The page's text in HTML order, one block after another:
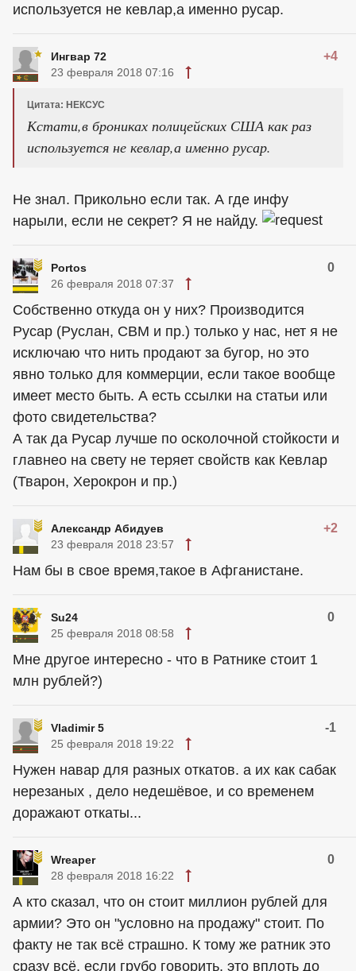
используется не кевлар,а именно русар.
Ингвар 72 +4
23 февраля 2018 07:16
Цитата: НЕКСУС
Кстати,в брониках полицейских США как раз
используется не кевлар,а именно русар.
Не знал. Прикольно если так. А где инфу
нарыли, если не секрет? Я не найду.
Portos 0
26 февраля 2018 07:37
Собственно откуда он у них? Производится
Русар (Руслан, СВМ и пр.) только у нас, нет я не
исключаю что нить продают за бугор, но это
явно только для коммерции, если такое вообще
имеет место быть. А есть ссылки на статьи или
фото свидетельства?
А так да Русар лучше по осколочной стойкости и
главнео на свету не теряет свойств как Кевлар
(Тварон, Херокрон и пр.)
Александр Абидуев +2
23 февраля 2018 23:57
Нам бы в свое время,такое в Афганистане.
Su24 0
25 февраля 2018 08:58
Мне другое интересно - что в Ратнике стоит 1
млн рублей?)
Vladimir 5 -1
25 февраля 2018 19:22
Нужен навар для разных откатов. а их как сабак
нерезаных , дело недешёвое, и со временем
доражают откаты...
Wreaper 0
28 февраля 2018 16:22
А кто сказал, что он стоит миллион рублей для
армии? Это он "условно на продажу" стоит. По
факту не так всё страшно. К тому же ратник это
сразу всё, если грубо говорить, это вплоть до